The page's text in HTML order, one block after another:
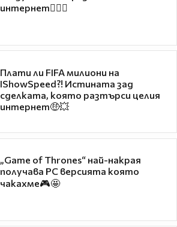
интернет❤️‍🔥🔥
Плати ли FIFA милиони на
IShowSpeed?! Истината зад
сделката, която разтърси целия
интернет🤑💥
„Game of Thrones“ най-накрая
получава PC версията която
чакахме🎮🤩